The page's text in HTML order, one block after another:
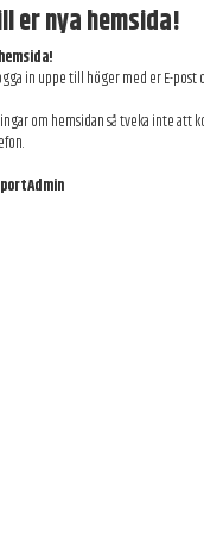
er nya hemsida!
in uppe till höger med er E-post
om hemsidan så tveka inte att